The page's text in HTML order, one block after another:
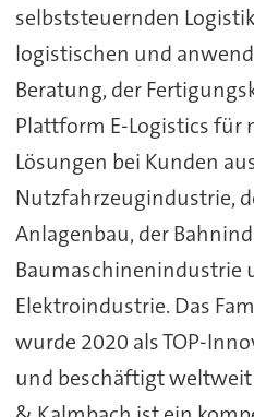
selbststeuernden
logistischen und
Beratung, der
Plattform E-Logistics für
Lösungen bei Kunden
Nutzfahrzeugindustrie,
Anlagenbau, der
Baumaschinenindustrie
Elektroindustrie. Das
wurde 2020 als TOP-
und beschäftigt